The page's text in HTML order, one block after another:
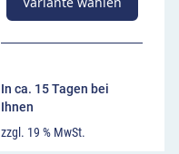
In ca. 15 Tagen bei
Ihnen
zzgl. 19 % MwSt.